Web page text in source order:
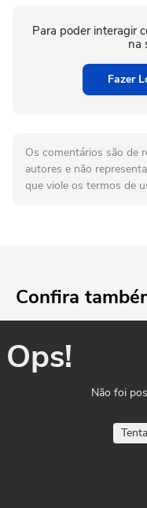
Para poder interagir
na
Fazer
Os comentários são de
autores e não
que viole os termos de
Confira
Ops!
Não foi